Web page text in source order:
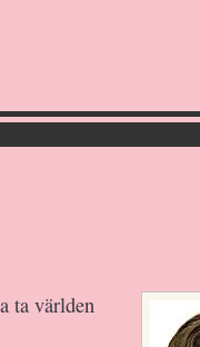
ta världen